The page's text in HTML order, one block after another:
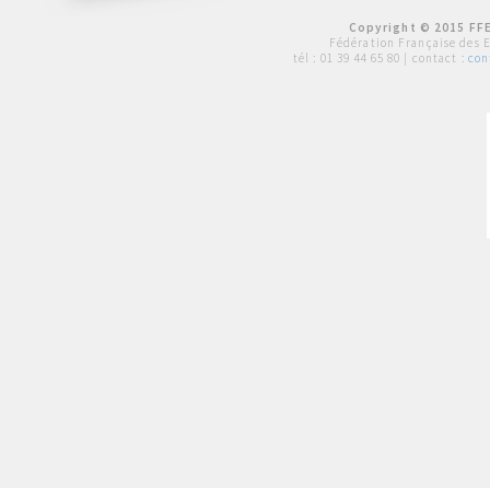
Copyright © 2015
Fédération Française des
tél : 01 39 44 65 80 | contact :